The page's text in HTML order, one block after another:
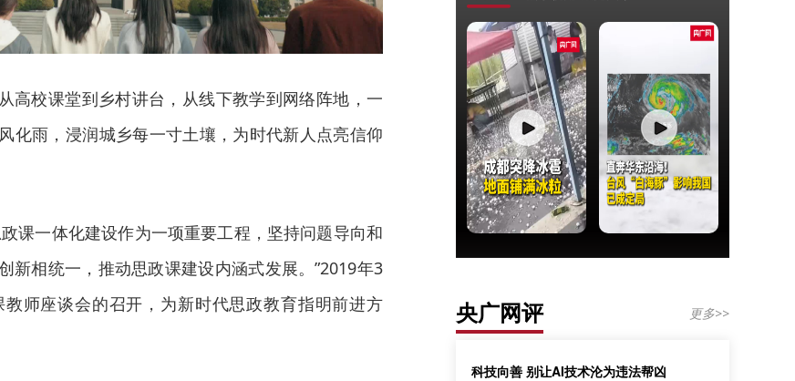
从高校课堂到乡村讲台，从线下教学到网络阵地，一
化雨，浸润城乡每一寸土壤，为时代新人点亮信仰
课一体化建设作为一项重要工程，坚持问题导向和
新相统一，推动思政课建设内涵式发展。”2019年3
师座谈会的召开，为新时代思政教育指明前进方
央广网评 更多>>
科技向善 别让AI技术沦为违法帮凶